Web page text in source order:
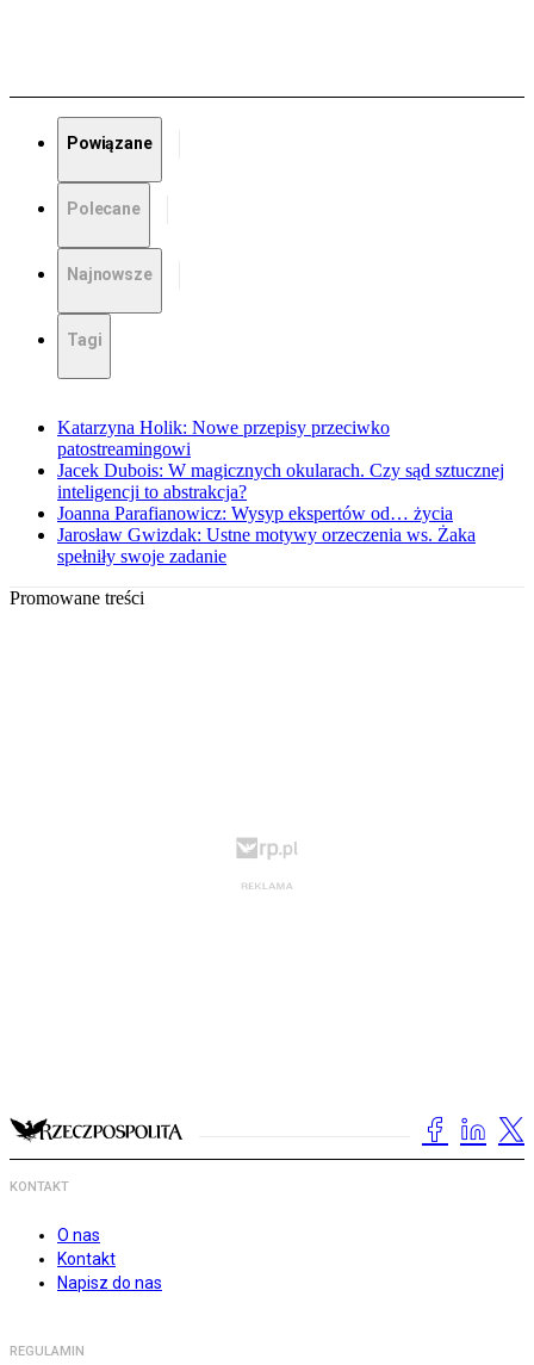
Powiązane
Polecane
Najnowsze
Tagi
Katarzyna Holik: Nowe przepisy przeciwko
patostreamingowi
Jacek Dubois: W magicznych okularach. Czy sąd sztucznej
inteligencji to abstrakcja?
Joanna Parafianowicz: Wysyp ekspertów od… życia
Jarosław Gwizdak: Ustne motywy orzeczenia ws. Żaka
spełniły swoje zadanie
Promowane treści
KONTAKT
O nas
Kontakt
Napisz do nas
REGULAMIN